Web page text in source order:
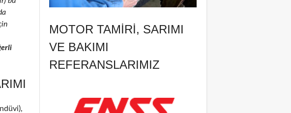
MOTOR TAMIRI, SARIMI
VE BAKIMI
REFERANSLARIMIZ